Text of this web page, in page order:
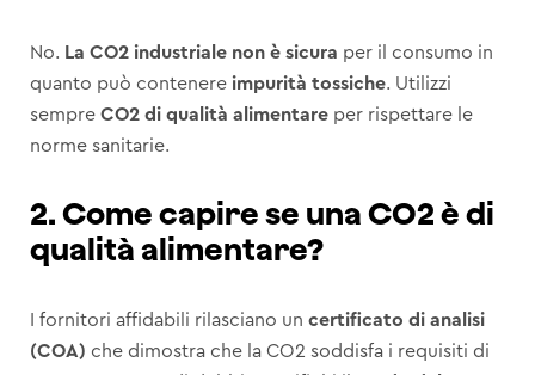
No. La CO2 industriale non è sicura per il consumo in
quanto può contenere impurità tossiche. Utilizzi
sempre CO2 di qualità alimentareper rispettare le
norme sanitarie.
2. Come capire se una CO2 è di
qualità alimentare?
I fornitori affidabili rilasciano un certificato di analisi
(COA) che dimostra che la CO2 soddisfa i requisiti di